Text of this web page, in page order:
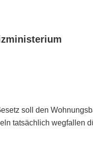
soll den
tatsächlich wegfallen